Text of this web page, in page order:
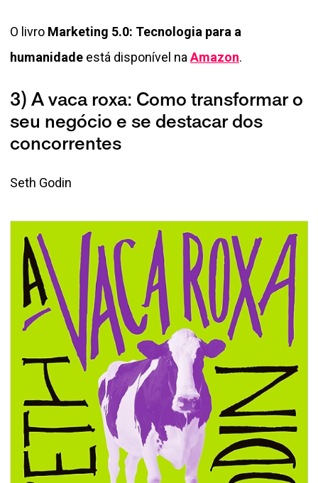
O livro Marketing 5.0: Tecnologia para a
humanidade está disponível naAmazon.
3) A vaca roxa: Como transformar o
seu negócio e se destacar dos
concorrentes
Seth Godin